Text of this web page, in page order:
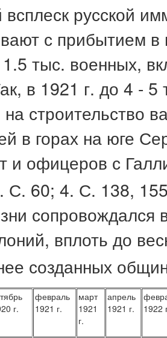
русской
с прибытием в
тыс. военных,
в 1921 г. до 4 - 5
строительство
в горах на юге
и офицеров с
С. 60; 4. С. 138,
сопровождался
вплоть до
созданных
г.
февраль
1921 г.
март
1921
г.
апрель
1921 г.
1922